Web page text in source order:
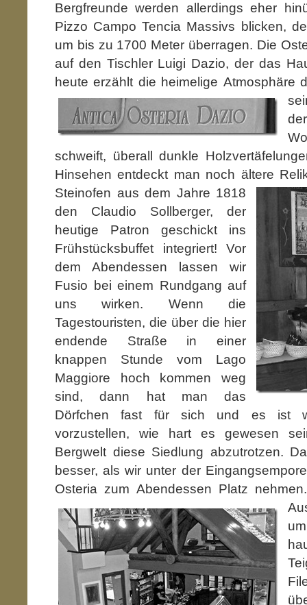
Bergfreunde werden allerdings eher
Pizzo Campo Tencia Massivs blicken,
um bis zu 1700 Meter überragen. Die
auf den Tischler Luigi Dazio, der das
heute erzählt die heimelige Atmosphäre
schweift, überall dunkle
Hinsehen entdeckt man noch ältere
Steinofen aus dem Jahre 1818
den Claudio Sollberger, der
heutige Patron geschickt ins
Frühstücksbuffet integriert! Vor
dem Abendessen lassen wir
Fusio bei einem Rundgang auf
uns wirken. Wenn die
Tagestouristen, die über die hier
endende Straße in einer
knappen Stunde vom Lago
Maggiore hoch kommen weg
sind, dann hat man das
Dörfchen fast für sich und es ist
vorzustellen, wie hart es gewesen
Bergwelt diese Siedlung abzutrotzen.
besser, als wir unter der
Osteria zum Abendessen Platz